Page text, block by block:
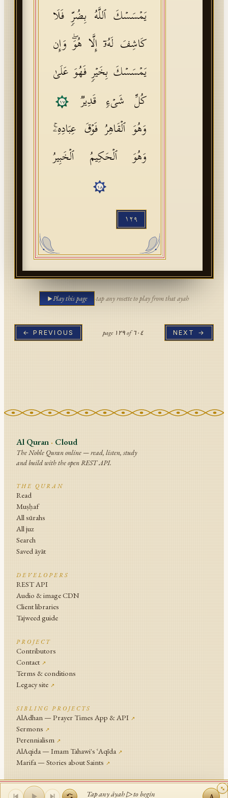
یَمۡسَسۡكَ ٱللَّهُ بِضُرࣲّ فَلَا
كَاشِفَ لَهُۥۤ إِلَّا هُوَۖ وَإِن
یَمۡسَسۡكَ بِخَیۡرࣲ فَهُوَ عَلَىٰ
كُلِّ شَیۡءࣲ قَدِیرࣱ
١٧
وَهُوَ ٱلۡقَاهِرُ فَوۡقَ عِبَادِهِۦۚ
وَهُوَ ٱلۡحَكِیمُ ٱلۡخَبِیرُ
١٨
١٢٩
Play this page ·tap any rosette to play from that ayah
← PREVIOUS page ١٢٩of٦٠٤ NEXT →
Al Quran · Cloud
The Noble Quran online — read, listen, study
and build with the open REST API.
THE QURAN
Read
Muṣḥaf
All sūrahs
All juz
Search
Saved āyāt
DEVELOPERS
REST API
Audio & image CDN
Client libraries
Tajweed guide
PROJECT
Contributors
Contact ↗
Terms & conditions
Legacy site ↗
SIBLING PROJECTS
AlAdhan — Prayer Times App & API ↗
Sermons ↗
Perennialism ↗
AlAqida — Imam Tahawi's ʿAqīda ↗
Marifa — Stories about Saints ↗
An Islamic NetworkProject .Tap any āyah ▷ to begin